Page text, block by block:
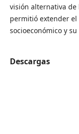
visión alternativa de
permitió extender el
socioeconómico y
Descargas